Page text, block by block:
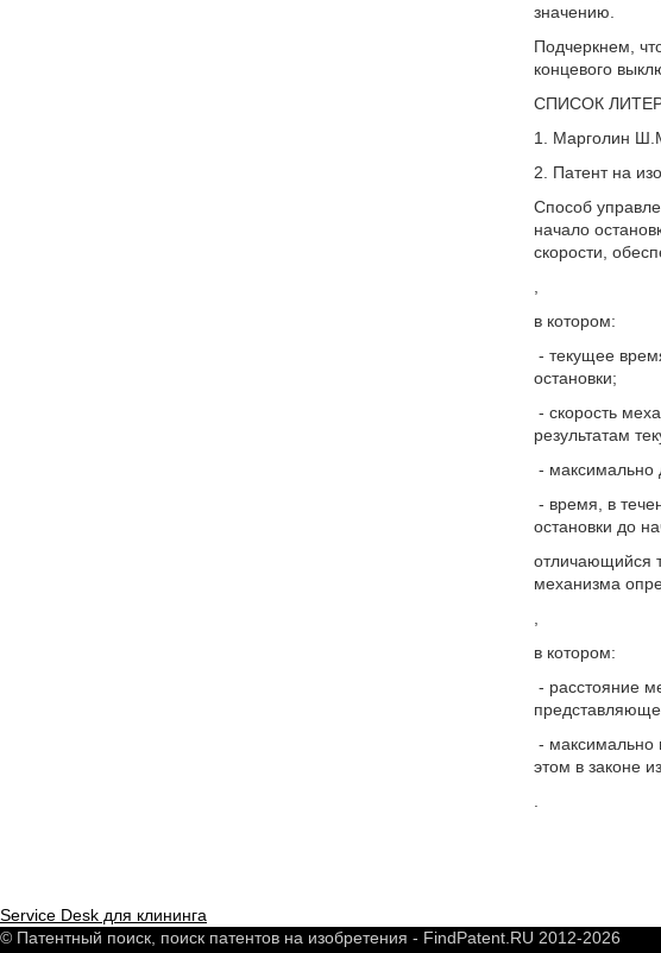
значению.
Подчеркнем,
концевого
СПИСОК
1. Марголин
2. Патент на
Способ
начало
скорости,
в котором:
- текущее
остановки;
- скорость
результатам
- максимально
- время, в
остановки до
отличающийся
механизма
в котором:
- расстояние
- максимально
этом в законе
Service Desk для клининга
© Патентный поиск, поиск патентов на изобретения - FindPatent.RU 2012-2026